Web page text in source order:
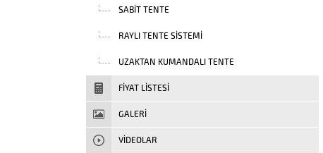
SABIT TENTE
RAYLI TENTE SISTEMI
UZAKTAN KUMANDALI TENTE
FIYAT LISTESI
GALERİ
VIDEOLAR